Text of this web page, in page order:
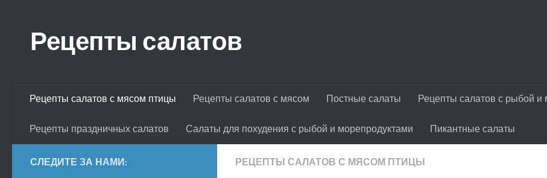
Рецепты салатов
Рецепты салатов с мясом птицы Рецепты салатов с мясом Постные салаты Рецепты салатов с рыбой и
Рецепты праздничных салатов Салаты для похудения с рыбой и морепродуктами Пикантные салаты
РЕЦЕПТЫ САЛАТОВ С МЯСОМ ПТИЦЫ
СЛЕДИТЕ ЗА НАМИ: